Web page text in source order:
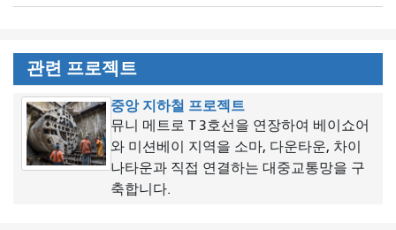
관련 프로젝트
중앙 지하철 프로젝트
뮤니 메트로 T 3호선을 연장하여 베이쇼어
와 미션베이 지역을 소마, 다운타운, 차이
나타운과 직접 연결하는 대중교통망을 구
축합니다.